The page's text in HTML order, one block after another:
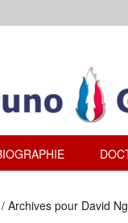
/ Archives pour David